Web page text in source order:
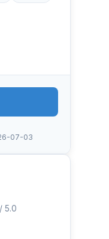
07-03
5.0